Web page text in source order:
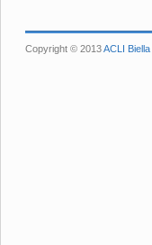
Copyright © 2013ACLI Biella